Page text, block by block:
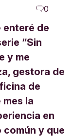
0
enteré de
“Sin
y me
gestora de
de
la
en
y que